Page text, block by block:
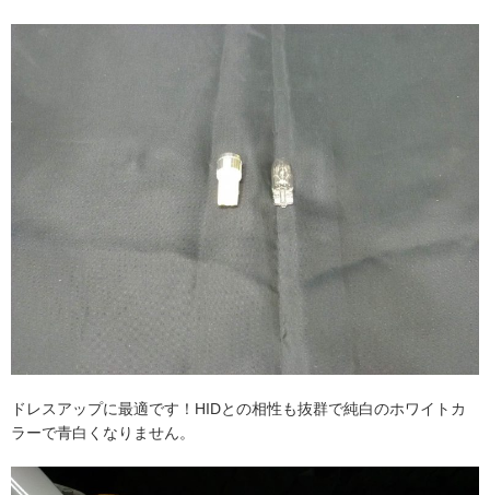
ドレスアップに最適です！HIDとの相性も抜群で純白のホワイトカ
ラーで青白くなりません。